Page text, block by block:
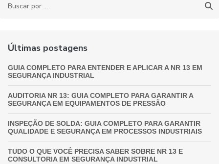
Últimas postagens
GUIA COMPLETO PARA ENTENDER E APLICAR A NR 13 EM
SEGURANÇA INDUSTRIAL
AUDITORIA NR 13: GUIA COMPLETO PARA GARANTIR A
SEGURANÇA EM EQUIPAMENTOS DE PRESSÃO
INSPEÇÃO DE SOLDA: GUIA COMPLETO PARA GARANTIR
QUALIDADE E SEGURANÇA EM PROCESSOS INDUSTRIAIS
TUDO O QUE VOCÊ PRECISA SABER SOBRE NR 13 E
CONSULTORIA EM SEGURANÇA INDUSTRIAL